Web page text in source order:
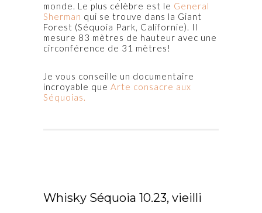
monde. Le plus célèbre est le General
Sherman qui se trouve dans la Giant
Forest (Séquoia Park, Californie). Il
mesure 83 mètres de hauteur avec une
circonférence de 31 mètres!
Je vous conseille un documentaire
incroyable que Arte consacre aux
Séquoias.
Whisky Séquoia 10.23, vieilli